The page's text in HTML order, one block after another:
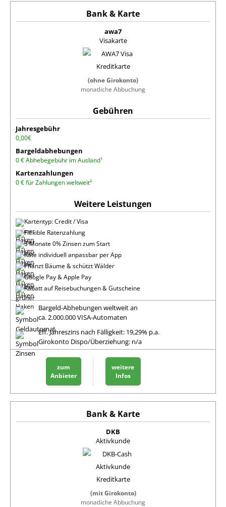
awa7
Visakarte
(ohne Girokonto)
monatliche Abbuchung
Jahresgebühr
0,00€
Bargeldabhebungen
0 € Abhebegebühr im Ausland¹
Kartenzahlungen
0 € für Zahlungen weltweit²
Kartentyp: Credit / Visa
Flexible Ratenzahlung
3 Monate 0% Zinsen zum Start
Rate individuell anpassbar per App
Pflanzt Bäume & schützt Wälder
Google Pay & Apple Pay
Rabatt auf Reisebuchungen & Gutscheine
Bargeld-Abhebungen weltweit an
ca. 2.000.000 VISA-Automaten
Eff. Jahreszins nach Fälligkeit: 19,29% p.a.
Girokonto Dispo/Überziehung: n/a
zum
Anbieter
weitere
Infos
DKB
Aktivkunde
(mit Girokonto)
monatliche Abbuchung